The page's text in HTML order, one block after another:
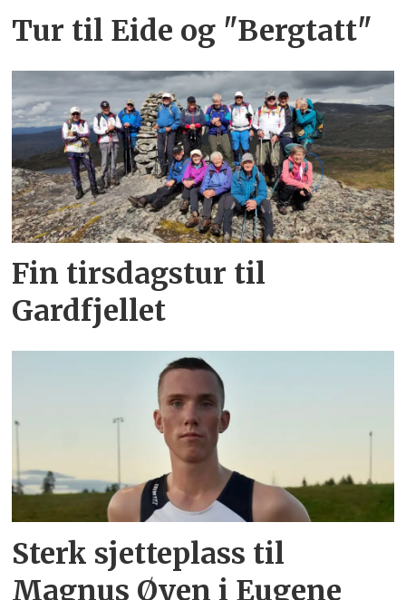
Tur til Eide og "Bergtatt"
Fin tirsdagstur til
Gardfjellet
Sterk sjetteplass til
Magnus Øyen i Eugene